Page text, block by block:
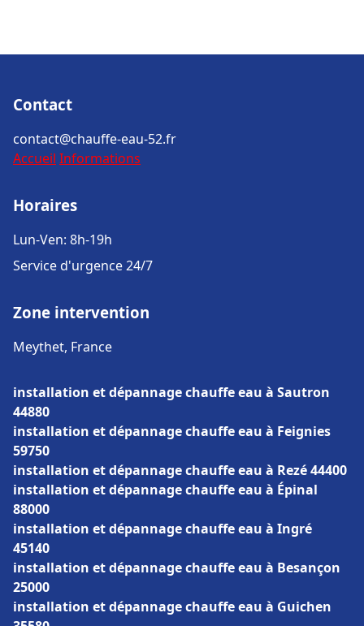
Contact
contact@chauffe-eau-52.fr
Accueil Informations
Horaires
Lun-Ven: 8h-19h
Service d'urgence 24/7
Zone intervention
Meythet, France
installation et dépannage chauffe eau à Sautron
44880
installation et dépannage chauffe eau à Feignies
59750
installation et dépannage chauffe eau à Rezé 44400
installation et dépannage chauffe eau à Épinal
88000
installation et dépannage chauffe eau à Ingré
45140
installation et dépannage chauffe eau à Besançon
25000
installation et dépannage chauffe eau à Guichen